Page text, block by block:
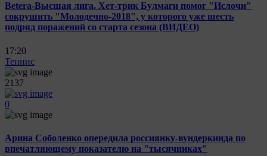
Betera-Высшая лига. Хет-трик Булмаги помог "Ислочи"
сокрушить "Молодечно-2018", у которого уже шесть
подряд поражений со старта сезона (ВИДЕО)
17:20
Теннис
2137
0
Арина Соболенко опередила россиянку-вундеркинда по
впечатляющему показателю на "тысячниках"